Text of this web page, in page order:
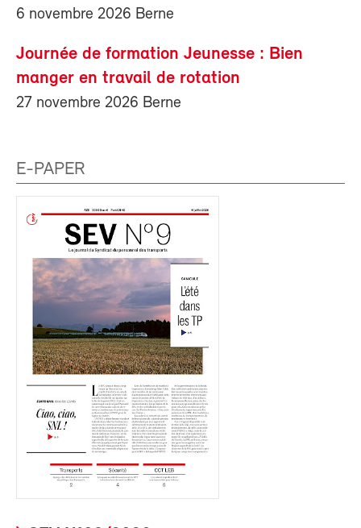
6 novembre 2026 Berne
Journée de formation Jeunesse : Bien
manger en travail de rotation
27 novembre 2026 Berne
E-PAPER